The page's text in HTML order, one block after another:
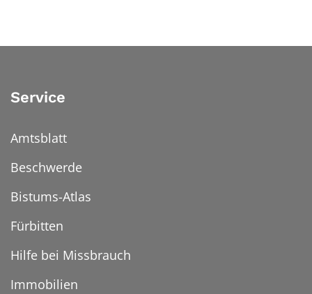
Service
Amtsblatt
Beschwerde
Bistums-Atlas
Fürbitten
Hilfe bei Missbrauch
Immobilien